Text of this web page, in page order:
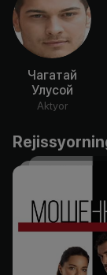
Чагатай
Улусой
Aktyor